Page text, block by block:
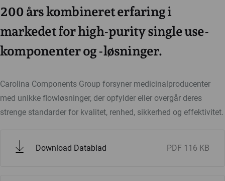
200 års kombineret erfaring i
markedet for high-purity single use-
komponenter og -løsninger.
Carolina Components Group forsyner medicinalproducenter
med unikke flowløsninger, der opfylder eller overgår deres
strenge standarder for kvalitet, renhed, sikkerhed og effektivitet.
Download Datablad PDF 116 KB